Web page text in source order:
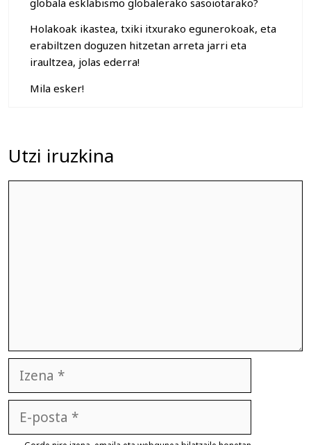
Holakoak ikastea, txiki itxurako egunerokoak, eta
erabiltzen doguzen hitzetan arreta jarri eta
iraultzea, jolas ederra!
Mila esker!
Utzi iruzkina
posta